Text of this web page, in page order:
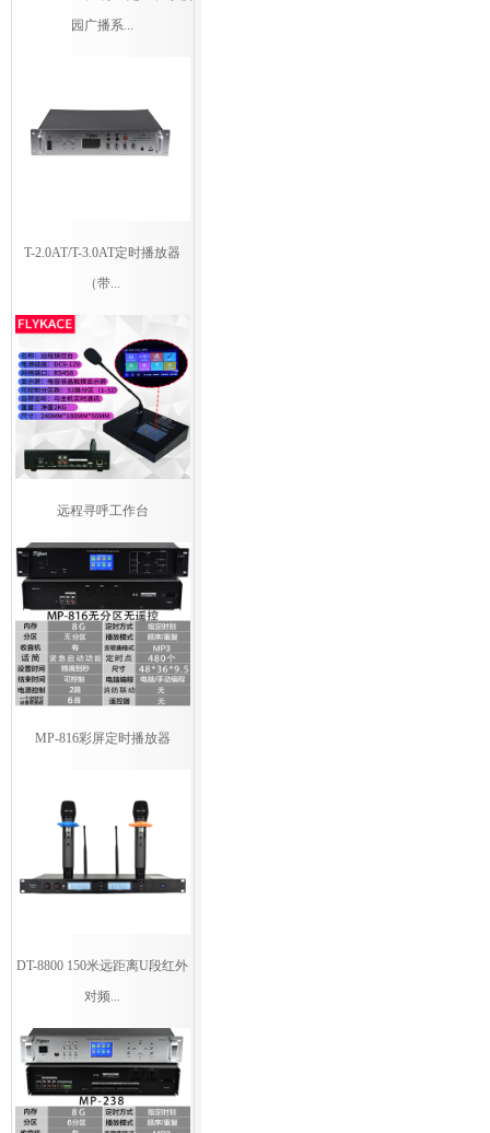
园广播系...
T-2.0AT/T-3.0AT定时播放器
（带...
远程寻呼工作台
MP-816彩屏定时播放器
DT-8800 150米远距离U段红外
对频...